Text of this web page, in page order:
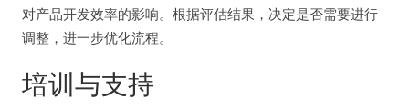
对产品开发效率的影响。根据评估结果，决定是否需要进行
调整，进一步优化流程。
培训与支持